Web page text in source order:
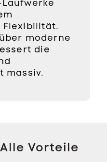
Laufwerke
Flexibilität.
moderne
die
massiv.
Vorteile